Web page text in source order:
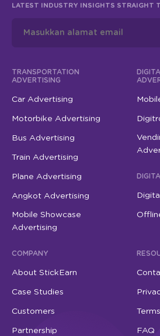
LATEST INDUSTRY INSIGHTS STRAIGHT
TRANSPORTATION
ADVERTISING
Car Advertising
Motorbike Advertising
Bus Advertising
Train Advertising
Plane Advertising
Angkot Advertising
Mobile Showcase
Advertising
COMPANY
About StickEarn
Case Studies
Customers
Partnership FAQ